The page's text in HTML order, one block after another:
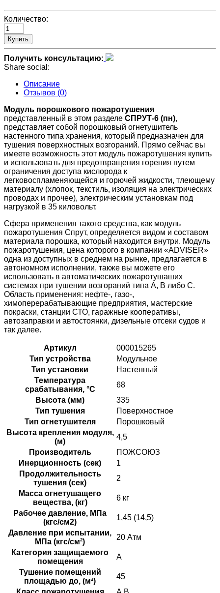
Количество:
Купить
Получить консультацию:
Share social:
Описание
Отзывов (0)
Модуль порошкового пожаротушения
представленный в этом разделе СПРУТ-6 (пн),
представляет собой порошковый огнетушитель
настенного типа хранения, который предназначен для
тушения поверхностных возгораний. Прямо сейчас вы
имеете возможность этот модуль пожаротушения купить
и использовать для предотвращения горения путем
ограничения доступа кислорода к
легковоспламеняющейся и горючей жидкости, тлеющему
материалу (хлопок, текстиль, изоляция на электрических
проводах и прочее), электрическим установкам под
нагрузкой в 35 киловольт.
Сфера применения такого средства, как модуль
пожаротушения Спрут, определяется видом и составом
материала порошка, который находится внутри. Модуль
пожаротушения, цена которого в компании «ADVISER»
одна из доступных в среднем на рынке, предлагается в
автономном исполнении, также вы можете его
использовать в автоматических пожаротушаших
системах при тушении возгораний типа A, B либо C.
Область применения: нефте-, газо-,
химоперерабатывающие предприятия, мастерские
покраски, станции СТО, гаражные кооперативы,
автозаправки и автостоянки, дизельные отсеки судов и
так далее.
Артикул
000015265
Тип устройства
Модульное
Тип установки
Настенный
Температура
срабатывания, °C
68
Высота (мм)
335
Тип тушения
Поверхностное
Тип огнетушителя
Порошковый
Высота крепления модуля,
(м)
4,5
Производитель
ПОЖСОЮЗ
Инерционность (сек)
1
Продолжительность
тушения (сек)
2
Масса огнетушащего
вещества, (кг)
6 кг
Рабочее давление, МПа
(кгс/см2)
1,45 (14,5)
Давление при испытании,
МПа (кгс/см²)
20 Атм
Категория защищаемого
помещения
А
Тушение помещений
площадью до, (м²)
45